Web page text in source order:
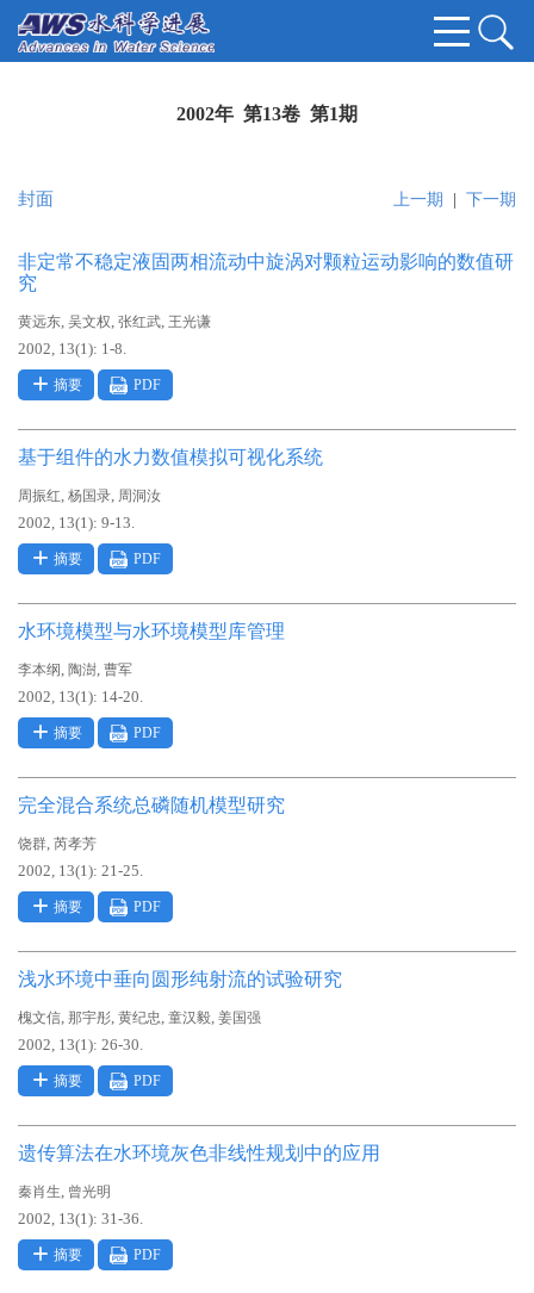
2002年 第13卷 第1期
上一期 下一期
封面
非定常不稳定液固两相流动中旋涡对颗粒运动影响的数值研
究
黄远东, 吴文权, 张红武, 王光谦
2002, 13(1): 1-8.
摘要 PDF
基于组件的水力数值模拟可视化系统
周振红, 杨国录, 周洞汝
2002, 13(1): 9-13.
摘要 PDF
水环境模型与水环境模型库管理
李本纲 , 陶澍, 曹军
2002, 13(1): 14-20.
摘要 PDF
完全混合系统总磷随机模型研究
饶群, 芮孝芳
2002, 13(1): 21-25.
摘要 PDF
浅水环境中垂向圆形纯射流的试验研究
槐文信, 那宇彤, 黄纪忠, 童汉毅, 姜国强
2002, 13(1): 26-30.
摘要 PDF
遗传算法在水环境灰色非线性规划中的应用
秦肖生, 曾光明
2002, 13(1): 31-36.
摘要 PDF